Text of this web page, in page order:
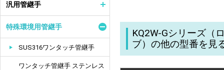
KQ2W-Gシリーズ（
ブ）の他の型番を見
汎用管継手
特殊環境用管継手
SUS316ワンタッチ管継手
ワンタッチ管継手 ステンレス